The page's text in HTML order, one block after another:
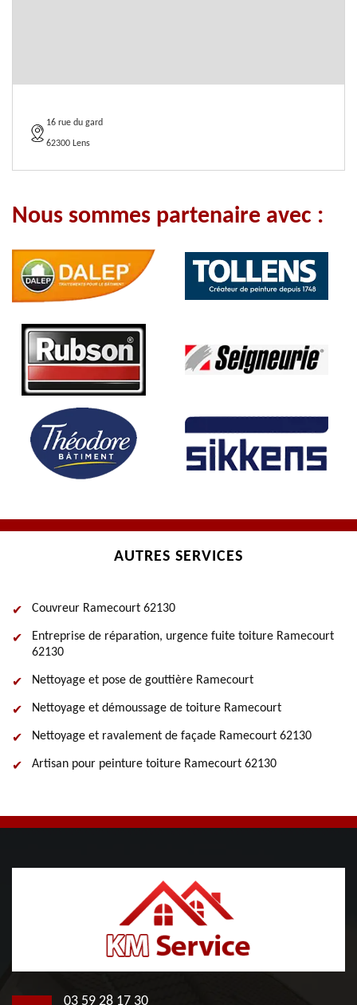
16 rue du gard
62300 Lens
Nous sommes partenaire avec :
AUTRES SERVICES
Couvreur Ramecourt 62130
Entreprise de réparation, urgence fuite toiture Ramecourt
62130
Nettoyage et pose de gouttière Ramecourt
Nettoyage et démoussage de toiture Ramecourt
Nettoyage et ravalement de façade Ramecourt 62130
Artisan pour peinture toiture Ramecourt 62130
03 59 28 17 30